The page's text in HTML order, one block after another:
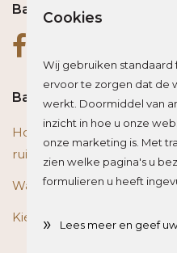
Bas op social media
Bas blogt
Houten vloer of trap
ruimte optisch
Wat is het beste materiaal
Kies de juiste plint voor je
Cookies
Wij gebruiken
ervoor te zorgen dat de
werkt. Doormiddel van
inzicht in hoe u onze
onze marketing is. Met
zien welke pagina's u
formulieren u heeft
» Lees meer en geef